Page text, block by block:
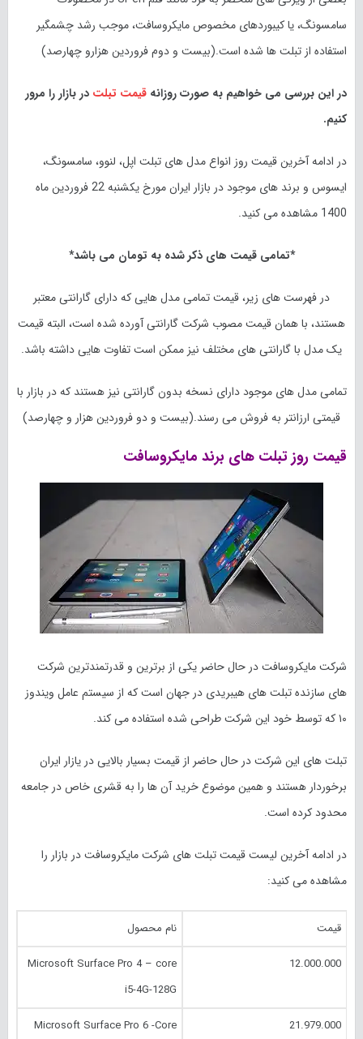
سامسونگ، یا کیبوردهای مخصوص مایکروسافت، موجب رشد چشمگیر
استفاده از تبلت ها شده است.(بیست و دوم فروردین هزارو چهارصد)
در این بررسی می خواهیم به صورت روزانه قیمت تبلت در بازار را مرور
کنیم.
در ادامه آخرین قیمت روز انواع مدل های تبلت اپل، لنوو، سامسونگ،
ایسوس و برند های موجود در بازار ایران مورخ یکشنبه 22
فروردین ماه
1400 مشاهده می کنید.
*تمامی قیمت های ذکر شده به تومان می باشد*
در فهرست های زیر، قیمت تمامی مدل هایی که دارای گارانتی معتبر
هستند، با همان قیمت مصوب شرکت گارانتی آورده شده است، البته قیمت
یک مدل با گارانتی های مختلف نیز ممکن است تفاوت هایی داشته باشد.
تمامی مدل های موجود دارای نسخه بدون گارانتی نیز هستند که در بازار با
قیمتی ارزانتر به فروش می رسند.(بیست و دو فروردین هزار و چهارصد)
قیمت روز تبلت های برند مایکروسافت
شرکت مایکروسافت در حال حاضر یکی از برترین و قدرتمندترین شرکت
های سازنده تبلت های هیبریدی در جهان است که از سیستم عامل ویندوز
۱۰ که توسط خود این شرکت طراحی شده استفاده می کند.
تبلت های این شرکت در حال حاضر از قیمت بسیار بالایی در یازار ایران
برخوردار هستند و همین موضوع خرید آن ها را به قشری خاص در جامعه
محدود کرده است.
در ادامه آخرین لیست قیمت تبلت های شرکت مایکروسافت در بازار را
مشاهده می کنید:
قیمت نام محصول
12.000.000
Microsoft Surface Pro 4 – core
i5-4G-128G
21.979.000
Microsoft Surface Pro 6 -Core